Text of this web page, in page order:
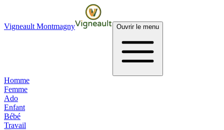
Vigneault Montmagny Ouvrir le menu
Homme
Femme
Ado
Enfant
Bébé
Travail